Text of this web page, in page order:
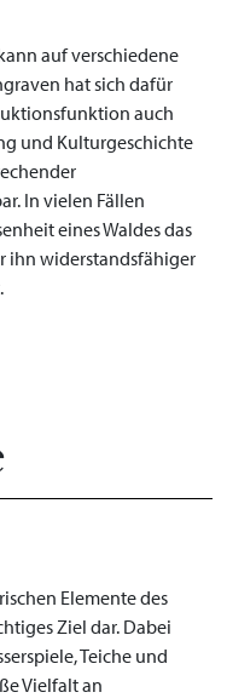
auf verschiedene
hat sich dafür
auch
und Kulturgeschichte
In vielen Fällen
eines Waldes das
ihn widerstandsfähiger
Elemente des
Ziel dar. Dabei
Teiche und
Vielfalt an